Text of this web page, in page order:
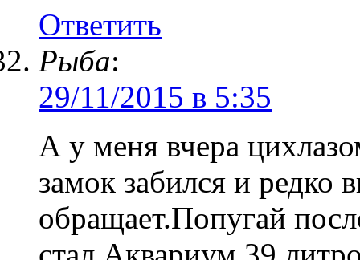
Ответить
Рыба:
29/11/2015 в 5:35
А у меня вчера
замок забился и редко
обращает.Попугай